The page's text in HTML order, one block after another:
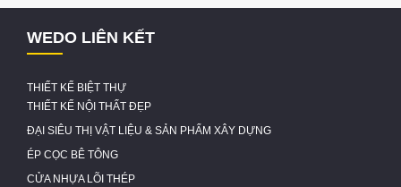
WEDO LIÊN KẾT
THIẾT KẾ BIỆT THỰ
THIẾT KẾ NỘI THẤT ĐẸP
ĐẠI SIÊU THỊ VẬT LIỆU & SẢN PHẨM XÂY DỰNG
ÉP CỌC BÊ TÔNG
CỬA NHỰA LÕI THÉP